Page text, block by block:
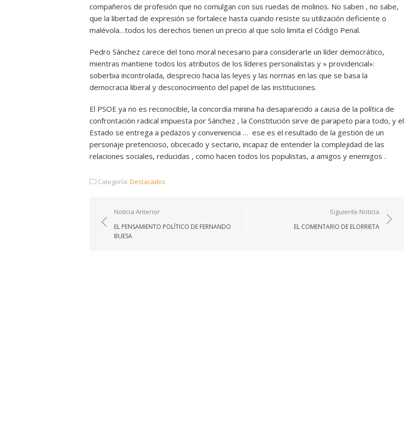
compañeros de profesión que no comulgan con sus ruedas de molinos. No saben , no sabe,
que la libertad de expresión se fortalece hasta cuando resiste su utilización deficiente o
malévola…todos los derechos tienen un precio al que solo limita el Código Penal.
Pedro Sánchez carece del tono moral necesario para considerarle un líder democrático,
mientras mantiene todos los atributos de los líderes personalistas y » providencial»:
soberbia incontrolada, desprecio hacia las leyes y las normas en las que se basa la
democracia liberal y desconocimiento del papel de las instituciones.
El PSOE ya no es reconocible, la concordia minina ha desaparecido a causa de la política de
confrontación radical impuesta por Sánchez , la Constitución sirve de parapeto para todo, y el
Estado se entrega a pedazos y conveniencia … ese es el resultado de la gestión de un
personaje pretencioso, obcecado y sectario, incapaz de entender la complejidad de las
relaciones sociales, reducidas , como hacen todos los populistas, a amigos y enemigos .
Categoría: Destacados
Navegación
de
entradas
Noticia Anterior
EL PENSAMIENTO POLÍTICO DE FERNANDO
BUESA
Siguiente Noticia
EL COMENTARIO DE ELORRIETA